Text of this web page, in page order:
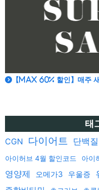
【MAX 60% 할인】매주
태
CGN 다이어트 단백질
아이허브 4월 할인코드
아이
영양제 오메가3 우울증